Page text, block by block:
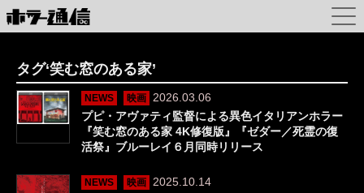
タグ‘笑む窓のある家’
NEWS 映画
2026.03.06
プピ・アヴァティ監督による異色イタリアンホラー
『笑む窓のある家 4K修復版』『ゼダー／死霊の復
活祭』ブルーレイ６月同時リリース
NEWS 映画
2025.10.14